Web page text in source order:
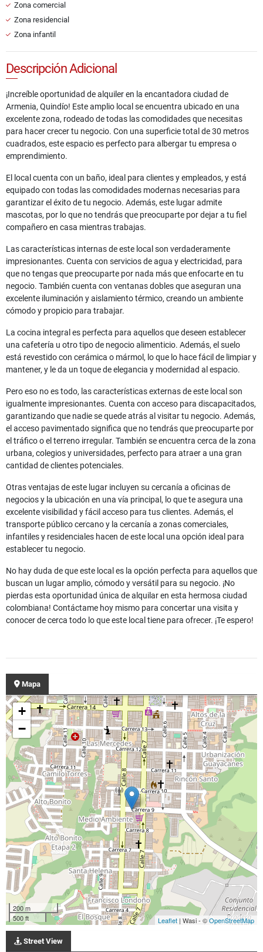
Zona comercial
Zona residencial
Zona infantil
Descripción Adicional
¡Increíble oportunidad de alquiler en la encantadora ciudad de
Armenia, Quindío! Este amplio local se encuentra ubicado en una
excelente zona, rodeado de todas las comodidades que necesitas
para hacer crecer tu negocio. Con una superficie total de 30 metros
cuadrados, este espacio es perfecto para albergar tu empresa o
emprendimiento.
El local cuenta con un baño, ideal para clientes y empleados, y está
equipado con todas las comodidades modernas necesarias para
garantizar el éxito de tu negocio. Además, este lugar admite
mascotas, por lo que no tendrás que preocuparte por dejar a tu fiel
compañero en casa mientras trabajas.
Las características internas de este local son verdaderamente
impresionantes. Cuenta con servicios de agua y electricidad, para
que no tengas que preocuparte por nada más que enfocarte en tu
negocio. También cuenta con ventanas dobles que aseguran una
excelente iluminación y aislamiento térmico, creando un ambiente
cómodo y propicio para trabajar.
La cocina integral es perfecta para aquellos que deseen establecer
una cafetería u otro tipo de negocio alimenticio. Además, el suelo
está revestido con cerámica o mármol, lo que lo hace fácil de limpiar y
mantener, y le da un toque de elegancia y modernidad al espacio.
Pero eso no es todo, las características externas de este local son
igualmente impresionantes. Cuenta con acceso para discapacitados,
garantizando que nadie se quede atrás al visitar tu negocio. Además,
el acceso pavimentado significa que no tendrás que preocuparte por
el tráfico o el terreno irregular. También se encuentra cerca de la zona
urbana, colegios y universidades, perfecto para atraer a una gran
cantidad de clientes potenciales.
Otras ventajas de este lugar incluyen su cercanía a oficinas de
negocios y la ubicación en una vía principal, lo que te asegura una
excelente visibilidad y fácil acceso para tus clientes. Además, el
transporte público cercano y la cercanía a zonas comerciales,
infantiles y residenciales hacen de este local una opción ideal para
establecer tu negocio.
No hay duda de que este local es la opción perfecta para aquellos que
buscan un lugar amplio, cómodo y versátil para su negocio. ¡No
pierdas esta oportunidad única de alquilar en esta hermosa ciudad
colombiana! Contáctame hoy mismo para concertar una visita y
conocer de cerca todo lo que este local tiene para ofrecer. ¡Te espero!
Mapa
+
−
200 m
500 ft
Leaflet | Wasi - ©OpenStreetMap
Street View